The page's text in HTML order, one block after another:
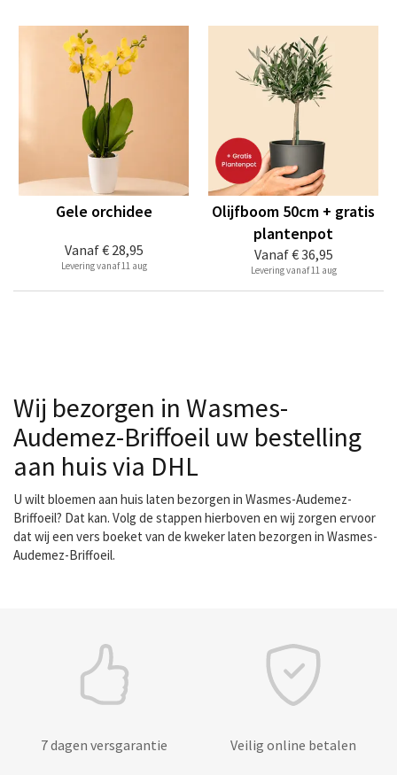
Vanaf€ 28,95
Gele orchidee
Levering vanaf 11 aug
Vanaf€ 36,95
Olijfboom 50cm + gratis
plantenpot
Levering vanaf 11 aug
Wij bezorgen in Wasmes-
Audemez-Briffoeil uw bestelling
aan huis via DHL
U wilt bloemen aan huis laten bezorgen in Wasmes-Audemez-
Briffoeil? Dat kan. Volg de stappen hierboven en wij zorgen ervoor
dat wij een vers boeket van de kweker laten bezorgen in Wasmes-
Audemez-Briffoeil.
7 dagen versgarantie Veilig online betalen